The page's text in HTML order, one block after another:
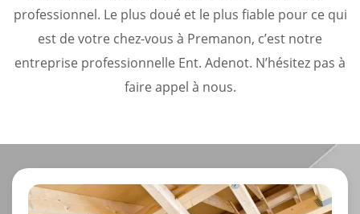
professionnel. Le plus doué et le plus fiable pour ce qui
est de votre chez-vous à Premanon, c’est notre
entreprise professionnelle Ent. Adenot. N’hésitez pas à
faire appel à nous.